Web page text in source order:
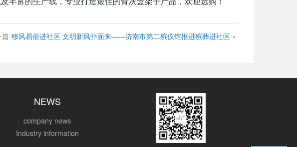
移风易俗进社区 文明新风扑面来——济南市第二殡仪馆推进殡葬进社区 »
NEWS
company news
Industry information